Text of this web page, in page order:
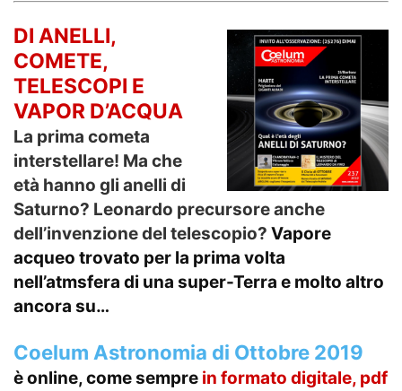
DI ANELLI,
COMETE,
TELESCOPI E
VAPOR D’ACQUA
La prima cometa
interstellare! Ma che
età hanno gli anelli di
Saturno? Leonardo precursore anche
dell’invenzione del telescopio? Vapore
acqueo trovato per la prima volta
nell’atmsfera di una super-Terra e molto altro
ancora su…
Coelum Astronomia di Ottobre 2019
è online, come sempre in formato digitale, pdf